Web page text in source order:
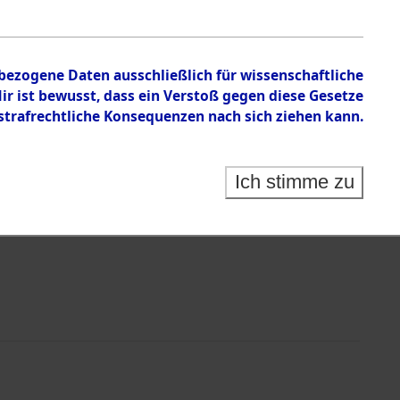
/ Kommando Gandersheim
Daten ausschließlich für wissenschaftliche
bewusst, dass ein Verstoß gegen diese Gesetze
Konsequenzen nach sich ziehen kann.
Ich stimme zu